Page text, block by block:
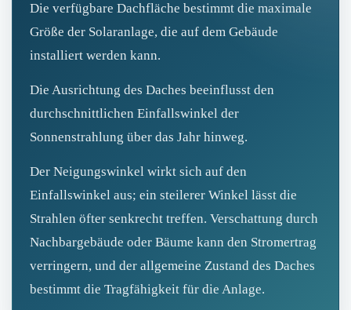
Die verfügbare Dachfläche bestimmt die maximale
Größe der Solaranlage, die auf dem Gebäude
installiert werden kann.
Die Ausrichtung des Daches beeinflusst den
durchschnittlichen Einfallswinkel der
Sonnenstrahlung über das Jahr hinweg.
Der Neigungswinkel wirkt sich auf den
Einfallswinkel aus; ein steilerer Winkel lässt die
Strahlen öfter senkrecht treffen. Verschattung durch
Nachbargebäude oder Bäume kann den Stromertrag
verringern, und der allgemeine Zustand des Daches
bestimmt die Tragfähigkeit für die Anlage.